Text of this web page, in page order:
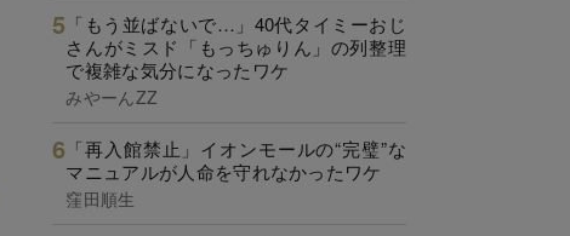
「もう並ばないで…」40代タイミーおじ
さんがミスド「もっちゅりん」の列整理
で複雑な気分になったワケ
みやーんZZ
「再入館禁止」イオンモールの“完璧”な
マニュアルが人命を守れなかったワケ
窪田順生